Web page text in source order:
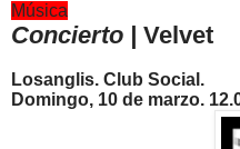
Música
Concierto | Velvet
Losanglis. Club Social.
Domingo, 10 de marzo.